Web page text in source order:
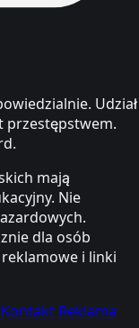
Udział
przestępstwem.
mają
Nie
dla osób
i linki
Kontakt Reklama